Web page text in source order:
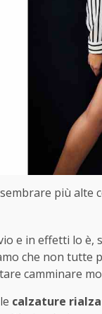
più alte
e in effetti lo è,
che non
camminare
calzature